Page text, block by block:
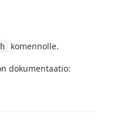
komennolle.
dokumentaatio: